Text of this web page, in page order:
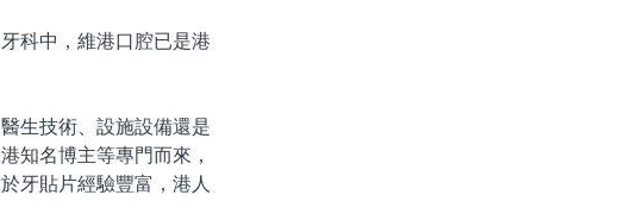
科中，維港口腔已是港
生技術、設施設備還是
知名博主等專門而來，
牙貼片經驗豐富，港人